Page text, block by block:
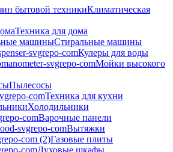
Климатическая
Техника для дома
Стиральные машины
Кулеры для воды
Мойки высокого
Пылесосы
Техника для кухни
Холодильники
Варочные панели
Вытяжки
Газовые плиты